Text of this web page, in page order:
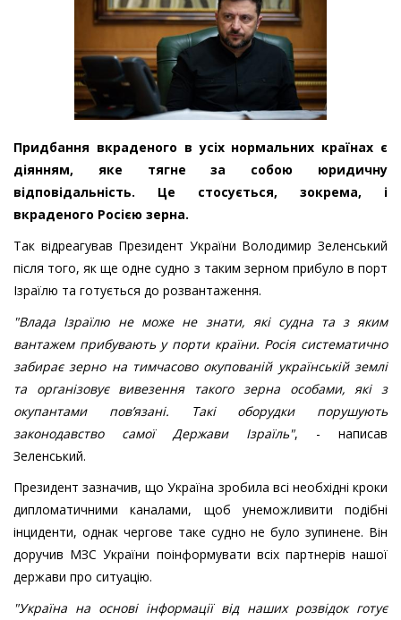
Придбання вкраденого в усіх нормальних країнах є
діянням, яке тягне за собою юридичну
відповідальність. Це стосується, зокрема, і
вкраденого Росією зерна.
Так відреагував Президент України Володимир Зеленський
після того, як ще одне судно з таким зерном прибуло в порт
Ізраїлю та готується до розвантаження.
"Влада Ізраїлю не може не знати, які судна та з яким
вантажем прибувають у порти країни. Росія систематично
забирає зерно на тимчасово окупованій українській землі
та організовує вивезення такого зерна особами, які з
окупантами пов’язані. Такі оборудки порушують
законодавство самої Держави Ізраїль", - написав
Зеленський.
Президент зазначив, що Україна зробила всі необхідні кроки
дипломатичними каналами, щоб унеможливити подібні
інциденти, однак чергове таке судно не було зупинене. Він
доручив МЗС України поінформувати всіх партнерів нашої
держави про ситуацію.
"Україна на основі інформації від наших розвідок готує